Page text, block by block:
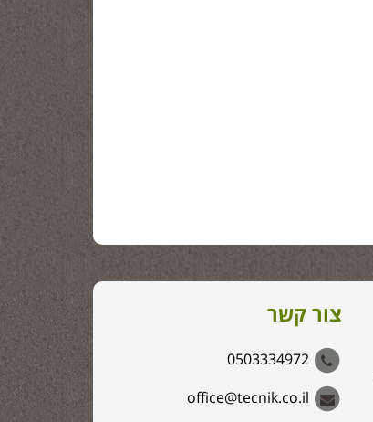
צור קשר
0503334972
office@tecnik.co.il